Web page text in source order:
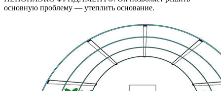
основную проблему — утеплить основание.